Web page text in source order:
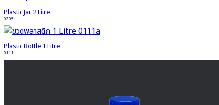
Plastic Jar 2 Litre
0205
Plastic Bottle 1 Litre
0111